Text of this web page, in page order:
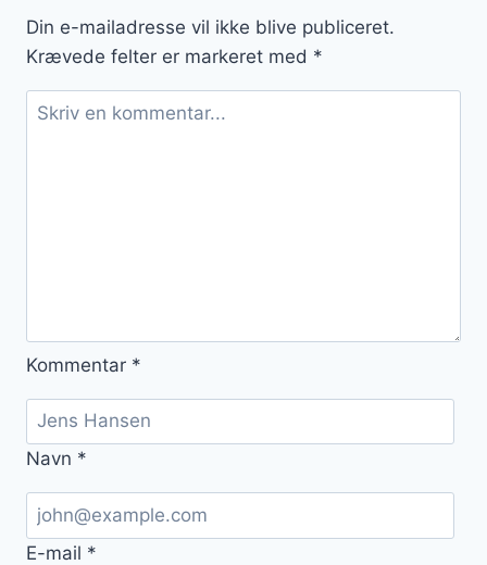
Din e-mailadresse vil ikke blive publiceret.
Krævede felter er markeret med *
Kommentar *
Navn *
E-mail *